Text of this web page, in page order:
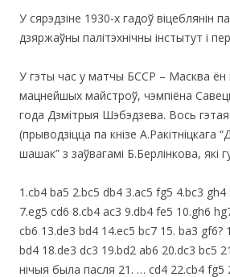
У сярэдзіне 1930-х гадоў віцеблянін
дзяржаўны палітэхнічны інстытут і
У гэты час у матчы БССР – Масква ён
мацнейшых майстроў, чэмпіёна
года Дзмітрыя Шэбэдзева. Вось
(прыводзіцца па кнізе А.Ракітніцкага
шашак” з заўвагамі Б.Берлінкова, які
1.cb4 ba5 2.bc5 db4 3.ac5 fg5 4.bc3
7.eg5 cd6 8.cb4 ac3 9.db4 fe5 10.gh6
cb6 13.de3 bd4 14.ec5 bc7 15. ba3 gf6?
bd4 18.de3 dc3 19.bd2 ab6 20.dc3 bc5
нічыя была пасля 21. … cd4 22.cb4 fg5